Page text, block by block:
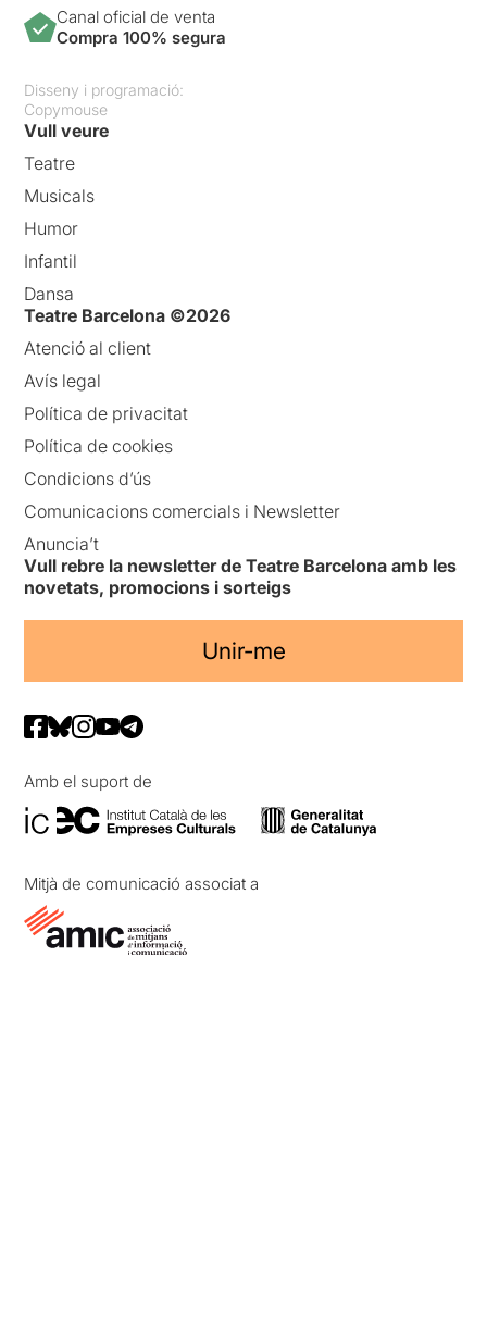
Canal oficial de venta
Compra 100% segura
Disseny i programació:
Copymouse
Vull veure
Teatre
Musicals
Humor
Infantil
Dansa
Teatre Barcelona ©2026
Atenció al client
Avís legal
Política de privacitat
Política de cookies
Condicions d’ús
Comunicacions comercials i Newsletter
Anuncia’t
Vull rebre la newsletter de Teatre Barcelona amb les
novetats, promocions i sorteigs
Unir-me
Amb el suport de
Mitjà de comunicació associat a